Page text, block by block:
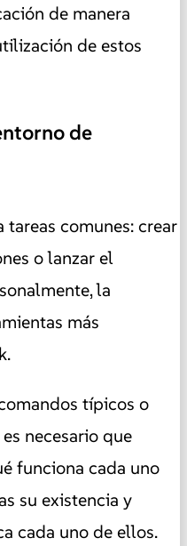
de manera
de estos
de
tareas comunes: crear
o lanzar el
la
más
típicos o
necesario que
funciona cada uno
su existencia y
cada uno de ellos.